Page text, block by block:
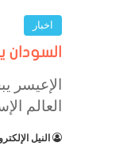
اخبار
السودان
الإعيسر
العالم
النيل